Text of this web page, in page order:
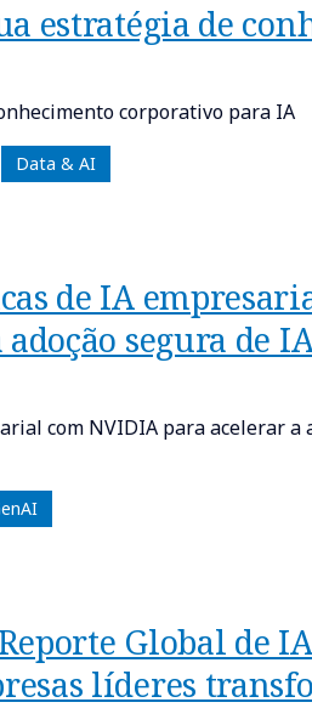
estratégia de
corporativo para IA
Data & AI
de IA
segura de
com NVIDIA para acelerar a
Global de
líderes